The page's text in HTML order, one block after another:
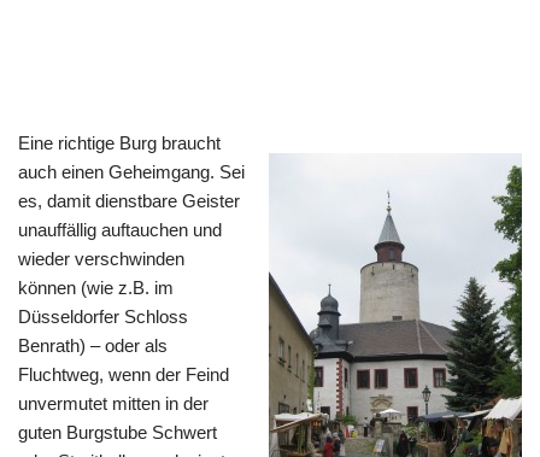
Eine richtige Burg braucht
auch einen Geheimgang. Sei
es, damit dienstbare Geister
unauffällig auftauchen und
wieder verschwinden
können (wie z.B. im
Düsseldorfer Schloss
Benrath) – oder als
Fluchtweg, wenn der Feind
unvermutet mitten in der
guten Burgstube Schwert